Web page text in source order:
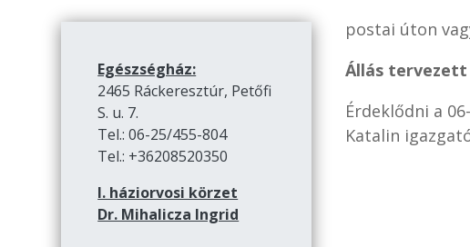
Egészségház:
2465 Ráckeresztúr, Petőfi
S. u. 7.
Tel.: 06-25/455-804
Tel.: +36208520350
I. háziorvosi körzet
Dr. Mihalicza Ingrid
postai úton
Állás
Érdeklődni a
Katalin